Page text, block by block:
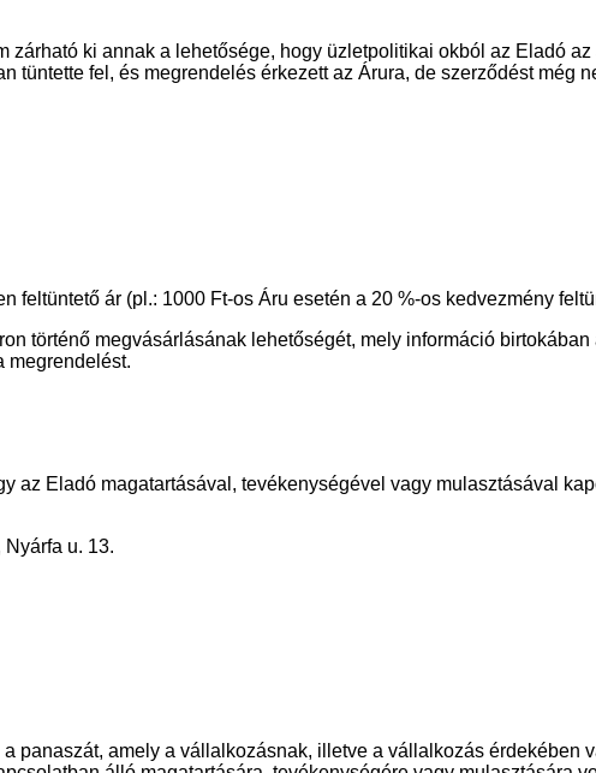
zárható ki annak a lehetősége, hogy üzletpolitikai okból az Eladó
tüntette fel, és megrendelés érkezett az Árura, de szerződést még
feltüntető ár (pl.: 1000 Ft-os Áru esetén a 20 %-os kedvezmény
történő megvásárlásának lehetőségét, mely információ
megrendelést.
az Eladó magatartásával, tevékenységével vagy mulasztásával
u. 13.
panaszát, amely a vállalkozásnak, illetve a vállalkozás érdekében